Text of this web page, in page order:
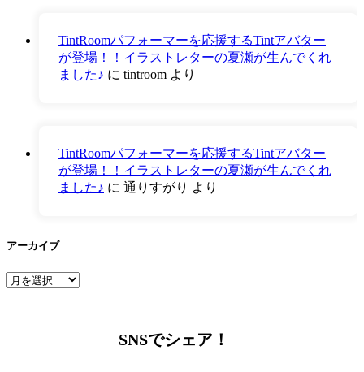
TintRoomパフォーマーを応援するTintアバター
が登場！！イラストレターの夏瀬が生んでくれ
ました♪ に tintroom より
TintRoomパフォーマーを応援するTintアバター
が登場！！イラストレターの夏瀬が生んでくれ
ました♪ に 通りすがり より
アーカイブ
ア
SNSでシェア！